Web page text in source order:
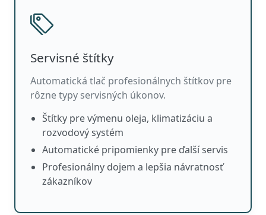
Servisné štítky
Automatická tlač profesionálnych štítkov pre
rôzne typy servisných úkonov.
Štítky pre výmenu oleja, klimatizáciu a
rozvodový systém
Automatické pripomienky pre ďalší servis
Profesionálny dojem a lepšia návratnosť
zákazníkov